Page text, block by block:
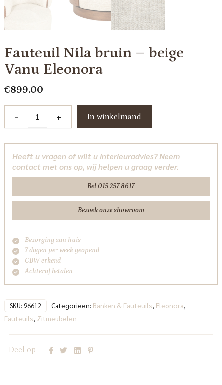
Fauteuil Nila bruin – beige
Vanu Eleonora
€899.00
-
-
beige
Vanu
aantal
+ In winkelmand
Heeft u vragen of wilt u interieuradvies? Neem
contact met ons op, wij helpen u graag verder.
Bel 015 257 8617
Bezoek onze showroom
Bezorging aan huis
7 dagen per week geopend
CBW erkend
Achteraf betalen
SKU: 96612 Categorieën: Banken & Fauteuils Eleonora
Fauteuils Zitmeubelen
Deel op